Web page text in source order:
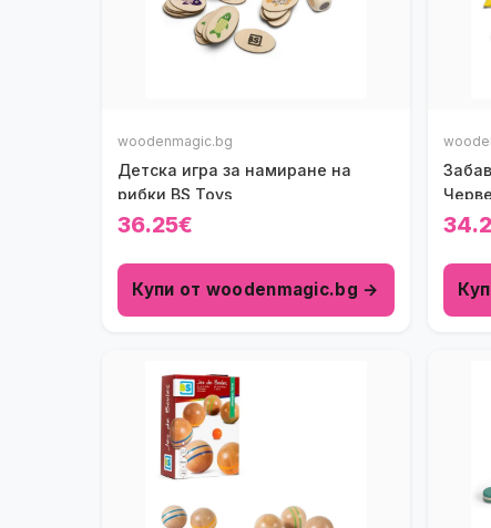
woodenmagic.bg
Детска игра за намиране на
рибки BS Toys
36.25€
Купи от woodenmagic.bg →